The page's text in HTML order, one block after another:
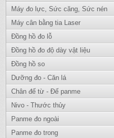
Máy đo lực, Sức căng, Sức nén
Máy cân bằng tia Laser
Đồng hồ đo lỗ
Đồng hồ đo độ dày vật liệu
Đồng hồ so
Dưỡng đo - Căn lá
Chân đế từ - Đế panme
Nivo - Thước thủy
Panme đo ngoài
Panme đo trong